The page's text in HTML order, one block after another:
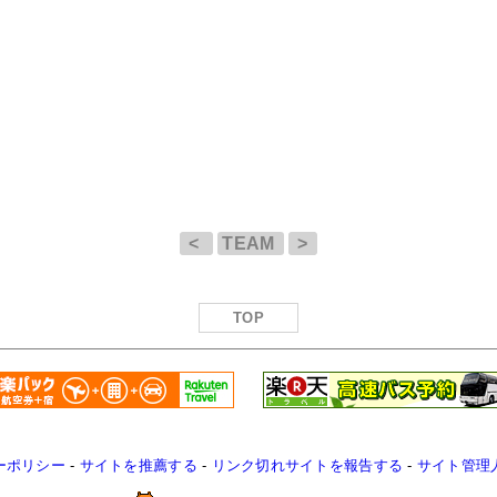
< TEAM >
TOP
ポリシー - サイトを推薦する - リンク切れサイトを報告する - サイト管理